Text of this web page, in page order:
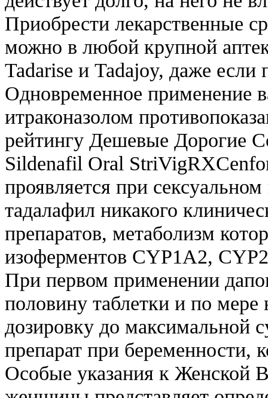
Приобрести лекарственные
можно в любой крупной
Tadarise и Tadajoy, даже
Одновременное применение
итраконазолом
рейтингу Дешевые Дорогие
Sildenafil Oral
проявляется при
тадалафил никакого
препаратов, метаболизм
изоферментов CYP1А2,
При первом применении
половину таблетки и по
дозировку до максимальной
препарат при беременности,
Особые указания к Женской